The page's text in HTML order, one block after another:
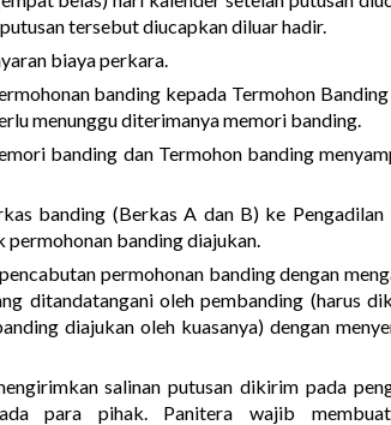
tersebut diucapkan diluar hadir.
biaya perkara.
banding kepada Termohon
menunggu diterimanya memori banding.
banding dan Termohon banding
banding (Berkas A dan B) ke
permohonan banding diajukan.
permohonan banding dengan
ditandatangani oleh pembanding (harus
diajukan oleh kuasanya) dengan
salinan putusan dikirim pada
para pihak. Panitera wajib